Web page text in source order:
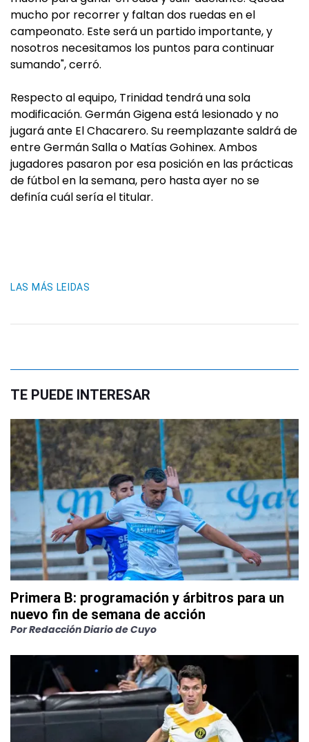
mucho por recorrer y faltan dos ruedas en el
campeonato. Este será un partido importante, y
nosotros necesitamos los puntos para continuar
sumando", cerró.
Respecto al equipo, Trinidad tendrá una sola
modificación. Germán Gigena está lesionado y no
jugará ante El Chacarero. Su reemplazante saldrá de
entre Germán Salla o Matías Gohinex. Ambos
jugadores pasaron por esa posición en las prácticas
de fútbol en la semana, pero hasta ayer no se
definía cuál sería el titular.
LAS MÁS LEIDAS
TE PUEDE INTERESAR
Primera B: programación y árbitros para un
nuevo fin de semana de acción
PorRedacción Diario de Cuyo